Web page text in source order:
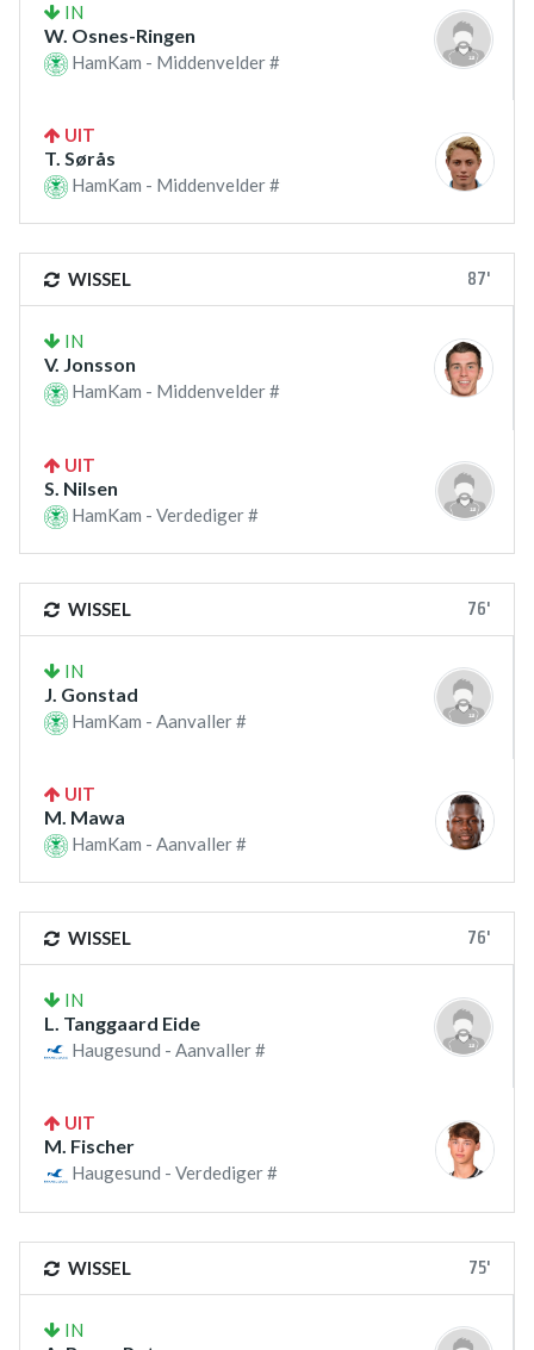
IN
W. Osnes-Ringen
HamKam - Middenvelder #
UIT
T. Sørås
HamKam - Middenvelder #
WISSEL 87'
IN
V. Jonsson
HamKam - Middenvelder #
UIT
S. Nilsen
HamKam - Verdediger #
WISSEL 76'
IN
J. Gonstad
HamKam - Aanvaller #
UIT
M. Mawa
HamKam - Aanvaller #
WISSEL 76'
IN
L. Tanggaard Eide
Haugesund - Aanvaller #
UIT
M. Fischer
Haugesund - Verdediger #
WISSEL 75'
IN